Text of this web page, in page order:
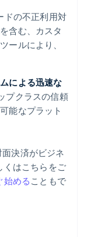
ドの不正利用対
含む、カスタ
ールにより、
による迅速な
プクラスの信頼
能なプラット
決済がビジネ
くはこちらをご
始める こともで